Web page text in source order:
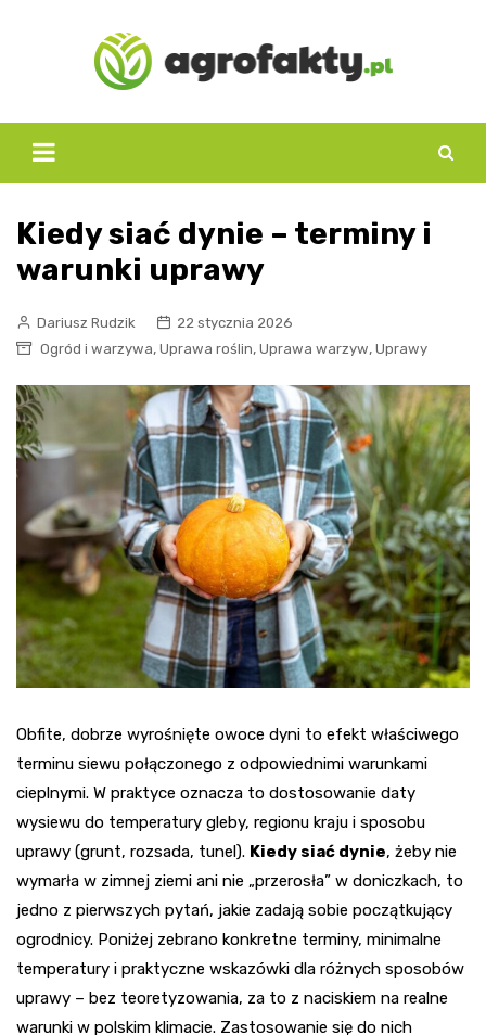
Kiedy siać dynie – terminy i
warunki uprawy
Dariusz Rudzik
22 stycznia 2026
Ogród i warzywa, Uprawa roślin, Uprawa warzyw, Uprawy
Obfite, dobrze wyrośnięte owoce dyni to efekt właściwego
terminu siewu połączonego z odpowiednimi warunkami
cieplnymi. W praktyce oznacza to dostosowanie daty
wysiewu do temperatury gleby, regionu kraju i sposobu
uprawy (grunt, rozsada, tunel). Kiedy siać dynie, żeby nie
wymarła w zimnej ziemi ani nie „przerosła” w doniczkach, to
jedno z pierwszych pytań, jakie zadają sobie początkujący
ogrodnicy. Poniżej zebrano konkretne terminy, minimalne
temperatury i praktyczne wskazówki dla różnych sposobów
uprawy – bez teoretyzowania, za to z naciskiem na realne
warunki w polskim klimacie. Zastosowanie się do nich